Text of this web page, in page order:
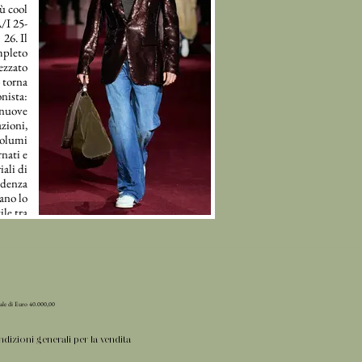
cool
I 25-
26. Il
e
di
lo
tra
generali per la vendita
di Euro 40.000,00